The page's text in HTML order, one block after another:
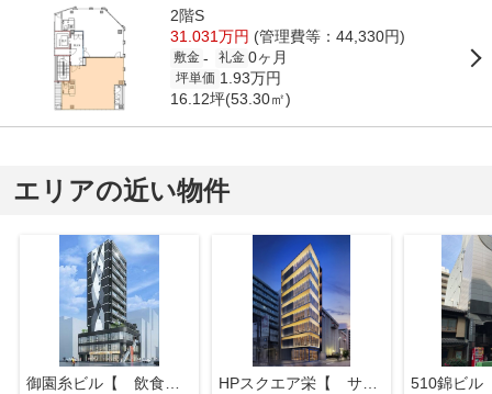
2階S
31.031万円 (管理費等：44,330円)
敷金 - 礼金 0ヶ月
坪単価 1.93万円
16.12坪(53.30㎡)
エリアの近い物件
HPスクエア栄【 サロン系おすすめ 】